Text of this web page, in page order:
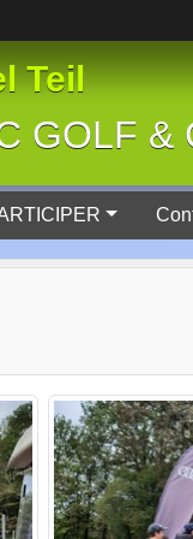
Teil
GOLF &